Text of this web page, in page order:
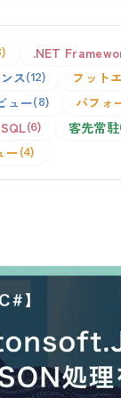
.NET
ス 12 フット
ュー 8 パフォ
6 客先常駐
ー 4